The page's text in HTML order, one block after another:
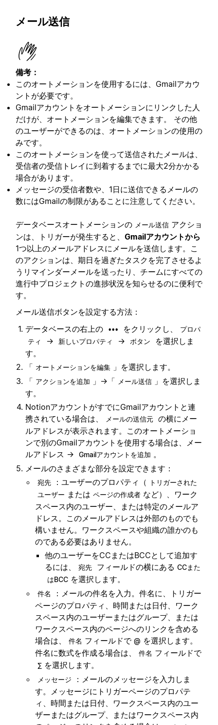
メール送信
備考：
このオートメーションを使用するには、Gmailアカウ
ントが必要です。
Gmailアカウントをオートメーションにリンクした人
だけが、オートメーションを編集できます。 その他
のユーザーができるのは、オートメーションの使用の
みです。
このオートメーションを使って送信されたメールは、
受信者の受信トレイに到着するまでに最大2分かかる
場合があります。
メッセージの受信者数や、1日に送信できるメールの
数にはGmailの制限があることに注意してください。
データベースオートメーションの メール送信 アクショ
ンは、トリガーが発生すると、 Gmailアカウントから
1つ以上のメールアドレスにメールを送信します。こ
のアクションは、期日を過ぎたタスクを完了させるよ
うリマインダーメールを送ったり、チームにすべての
進行中プロジェクトの進捗状況を知らせるのに便利で
す。
メール送信ボタンを設定する方法：
データベースの右上の
••• をクリックし、
プロパ
ティ
→ 新しいプロパティ → ボタン
を選択しま
す。
「 オートメーションを編集 」を選択します。
「 アクションを追加 」→「 メール送信 」を選択しま
す。
NotionアカウントがすでにGmailアカウントと連
携されている場合は、
メールの送信元 の横にメー
ルアドレスが表示されます。このオートメーショ
ンで別のGmailアカウントを使用する場合は、メー
ルアドレス →
Gmailアカウントを追加 。
メールのさまざまな部分を設定できます：
宛先 ：ユーザーのプロパティ（
トリガーされた
ユーザー または ページの作成者 など）、ワーク
スペース内のユーザー、または特定のメールア
ドレス。このメールアドレスは外部のものでも
構いません。ワークスペースや組織の誰かのも
のである必要はありません。
他のユーザーをCCまたはBCCとして追加す
るには、
宛先 フィールドの横にある CCまた
はBCC を選択します。
件名
：メールの件名を入力。件名に、トリガー
ページのプロパティ、時間または日付、ワーク
スペース内のユーザーまたはグループ、または
ワークスペース内のページへのリンクを含める
場合は、
件名 フィールドで @ を選択します。
件名に数式を作成る場合は、
件名 フィールドで
∑ を選択します。
メッセージ
：メールのメッセージを入力しま
す。メッセージにトリガーページのプロパテ
ィ、時間または日付、ワークスペース内のユー
ザーまたはグループ、またはワークスペース内